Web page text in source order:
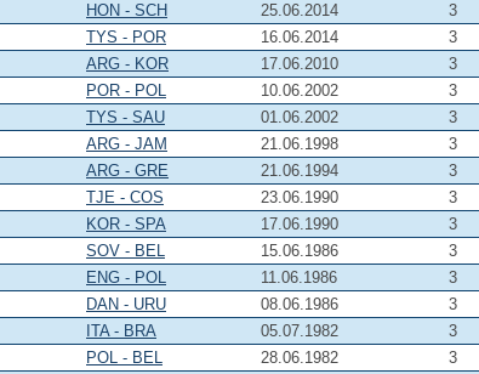
HON - SCH 25.06.2014
3
TYS - POR 16.06.2014
3
ARG - KOR 17.06.2010
3
POR - POL 10.06.2002
3
TYS - SAU 01.06.2002
3
ARG - JAM 21.06.1998
3
ARG - GRE 21.06.1994
3
TJE - COS 23.06.1990
3
KOR - SPA 17.06.1990
3
SOV - BEL 15.06.1986
3
ENG - POL 11.06.1986
3
DAN - URU 08.06.1986
3
ITA - BRA 05.07.1982
3
POL - BEL 28.06.1982
3